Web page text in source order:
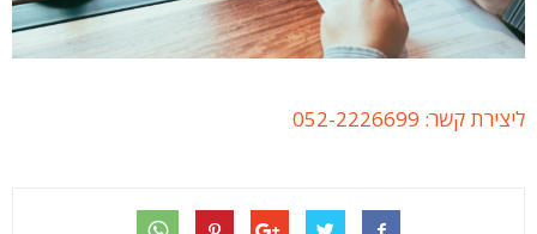
ליצירת קשר: 052-2226699